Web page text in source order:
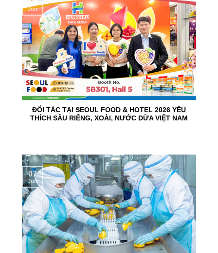
ĐỐI TÁC TẠI SEOUL FOOD & HOTEL 2026 YÊU
THÍCH SẦU RIÊNG, XOÀI, NƯỚC DỪA VIỆT NAM
Jun
07
Jun